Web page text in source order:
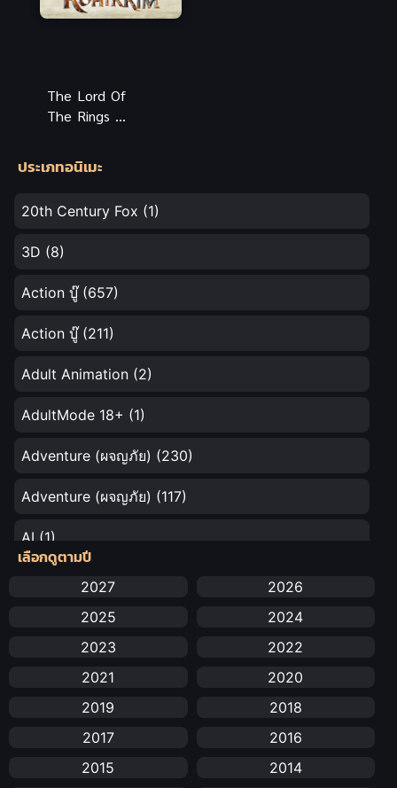
The Lord Of
The Rings ศึก
ไทย แฟนตาซี
ประเภทอนิเมะ
20th Century Fox (1)
3D (8)
Action บู๊(657)
Action บู๊(211)
Adult Animation (2)
AdultMode 18+ (1)
Adventure (ผจญภัย) (230)
Adventure (ผจญภัย) (117)
AI (1)
Amazon Prime
Anal (ประตูหลัง)
Animation การ์ตูน
Animation อนิเมะ
เลือกดูตามปี
2027
2026
2025
2024
2023
2022
2021
2020
2019
2018
2017
2016
2015
2014